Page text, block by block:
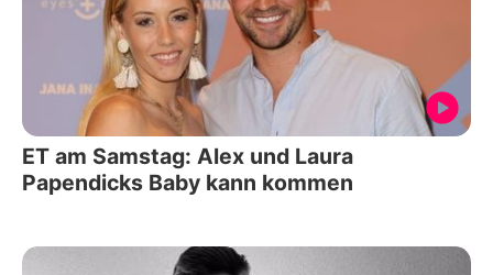
ET am Samstag: Alex und Laura
Papendicks Baby kann kommen